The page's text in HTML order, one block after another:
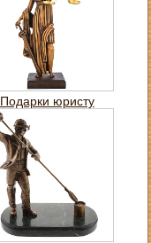
Подарки юристу